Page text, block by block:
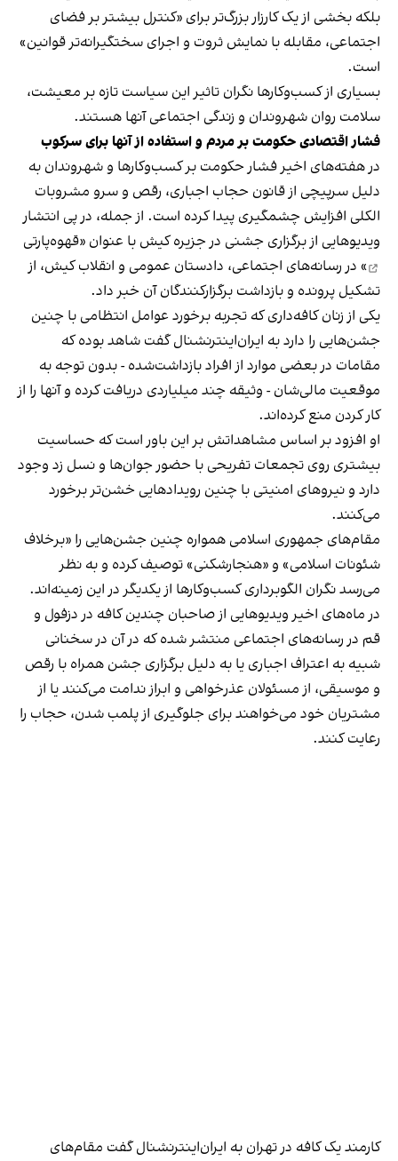
بلکه بخشی از یک کارزار بزرگ‌تر برای «کنترل بیشتر بر فضای
اجتماعی، مقابله با نمایش ثروت و اجرای سختگیرانه‌تر قوانین»
است.
بسیاری از کسب‌وکارها نگران تاثیر این سیاست‌ تازه بر معیشت،
سلامت روان شهروندان و زندگی اجتماعی آنها هستند.
فشار اقتصادی حکومت بر مردم و استفاده از آنها برای سرکوب
در هفته‌های اخیر فشار حکومت بر کسب‌وکارها و شهروندان به
دلیل سرپیچی از قانون حجاب اجباری، رقص و سرو مشروبات
الکلی افزایش چشمگیری پیدا کرده است. از جمله، در پی انتشار
ویدیوهایی از برگزاری جشنی در جزیره کیش با عنوان «قهوه‌پارتی
» در رسانه‌های اجتماعی، دادستان عمومی و انقلاب کیش، از
تشکیل پرونده و بازداشت برگزارکنندگان آن خبر داد.
یکی از زنان کافه‌داری که تجربه برخورد عوامل انتظامی با چنین
جشن‌هایی را دارد به ایران‌اینترنشنال گفت شاهد بوده که
مقامات در بعضی موارد از افراد بازداشت‌‌شده - بدون توجه به
موقعیت مالی‌شان - وثیقه چند میلیاردی دریافت کرده و آنها را از
کار کردن منع کرده‌اند.
او افزود بر اساس مشاهداتش بر این باور است که حساسیت
بیشتری روی تجمعات تفریحی با حضور جوان‌ها و نسل زد وجود
دارد و نیروهای امنیتی با چنین رویدادهایی خشن‌تر برخورد
می‌کنند.
مقام‌های جمهوری اسلامی همواره چنین جشن‌هایی را «برخلاف
شئونات اسلامی» و «هنجارشکنی» توصیف کرده و به نظر
می‌رسد نگران الگوبرداری کسب‌وکارها از یکدیگر در این زمینه‌اند.
در ماه‌های اخیر ویدیوهایی از صاحبان چندین کافه در دزفول و
قم در رسانه‌های اجتماعی منتشر شده که در آن در سخنانی
شبیه به اعتراف اجباری یا به دلیل برگزاری جشن همراه با رقص
و موسیقی، از مسئولان عذرخواهی و ابراز ندامت می‌کنند یا از
مشتریان خود می‌خواهند برای جلوگیری از پلمب شدن، حجاب را
رعایت کنند.
کارمند یک کافه در تهران به ایران‌اینترنشنال گفت مقام‌های